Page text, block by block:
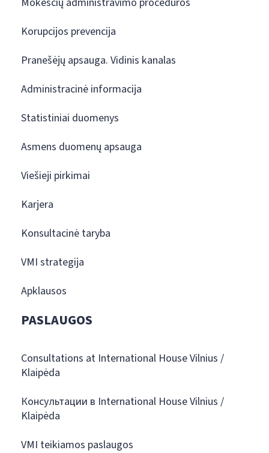
Korupcijos prevencija
Pranešėjų apsauga. Vidinis kanalas
Administracinė informacija
Statistiniai duomenys
Asmens duomenų apsauga
Viešieji pirkimai
Karjera
Konsultacinė taryba
VMI strategija
Apklausos
PASLAUGOS
Consultations at International House Vilnius /
Klaipėda
Консультации в International House Vilnius /
Klaipėda
VMI teikiamos paslaugos